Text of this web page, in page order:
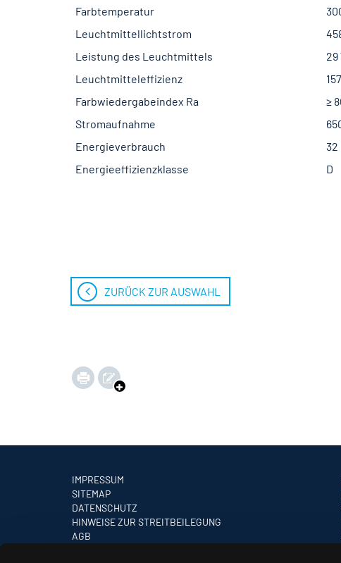
Farbtemperatur
Leuchtmittellichtstrom
Leistung des Leuchtmittels
29
Leuchtmitteleffizienz
Farbwiedergabeindex Ra
≥
Stromaufnahme
Energieverbrauch
32
Energieeffizienzklasse
D
ZURÜCK ZUR AUSWAHL
IMPRESSUM
SITEMAP
DATENSCHUTZ
HINWEISE ZUR STREITBEILEGUNG
AGB